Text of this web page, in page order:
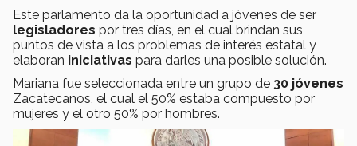
Este parlamento da la oportunidad a jóvenes de ser
legisladores por tres días, en el cual brindan sus
puntos de vista a los problemas de interés estatal y
elaboran iniciativas para darles una posible solución.
Mariana fue seleccionada entre un grupo de 30 jóvenes
Zacatecanos, el cual el 50% estaba compuesto por
mujeres y el otro 50% por hombres.